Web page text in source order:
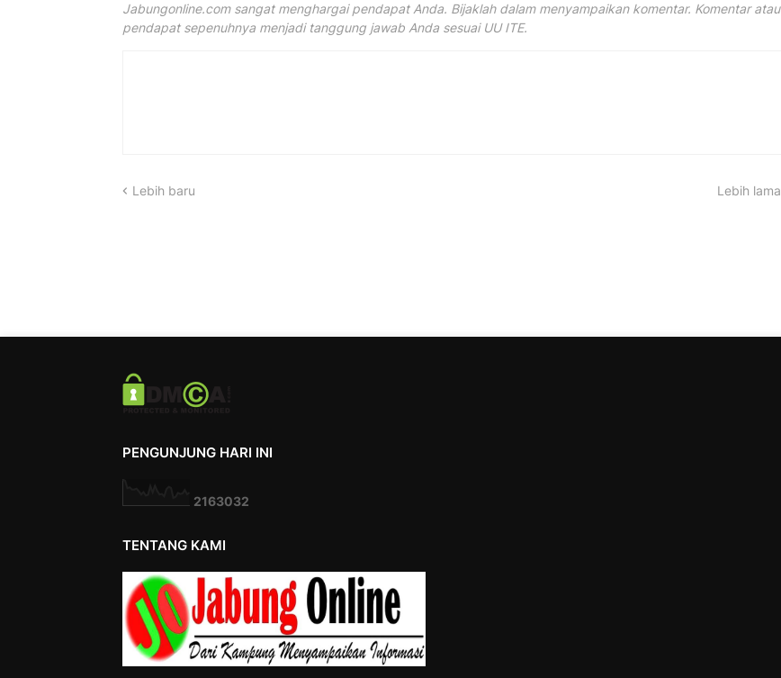
Jabungonline.com sangat menghargai pendapat Anda. Bijaklah dalam menyampaikan komentar. Komentar atau
pendapat sepenuhnya menjadi tanggung jawab Anda sesuai UU ITE.
Lebih baru Lebih lama
PENGUNJUNG HARI INI
2163032
TENTANG KAMI